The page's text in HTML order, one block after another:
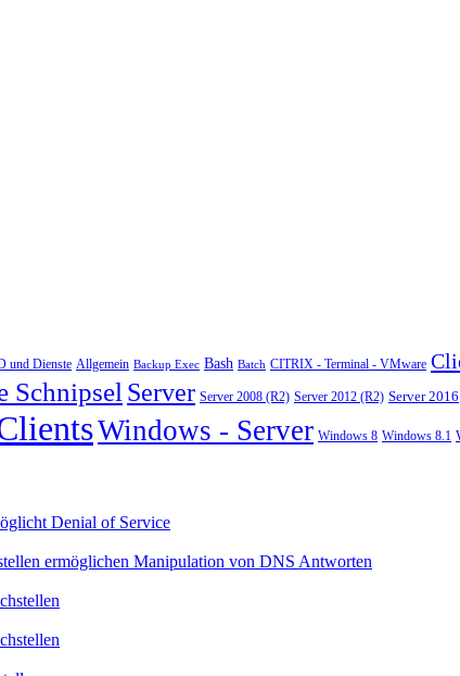
und Dienste Allgemein Backup Exec Bash Batch CITRIX - Terminal - VMware
SchnipselServer Server 2008 (R2) Server 2012 (R2) Server 2016
Windows - Server Windows 8 Windows 8.1
Denial of Service
ermöglichen Manipulation von DNS Antworten